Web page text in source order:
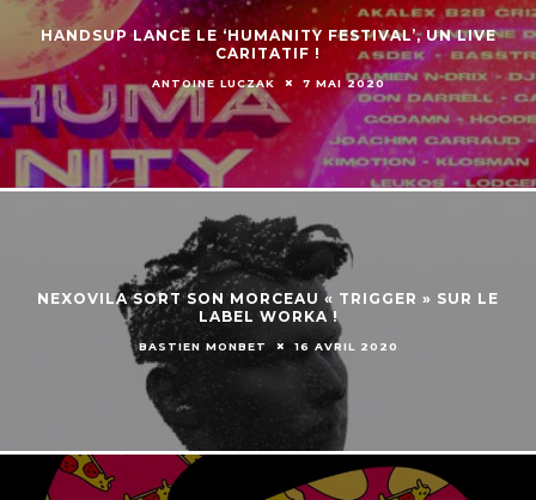
HANDSUP LANCE LE ‘HUMANITY FESTIVAL’, UN LIVE
CARITATIF !
ANTOINE LUCZAK 7 MAI 2020
NEXOVILA SORT SON MORCEAU « TRIGGER » SUR LE
LABEL WORKA !
BASTIEN MONBET 16 AVRIL 2020